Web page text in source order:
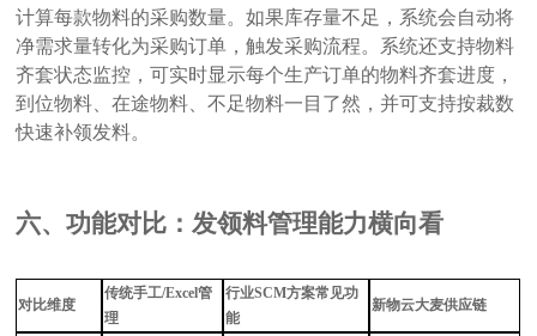
计算每款物料的采购数量。如果库存量不足，系统会自动将
净需求量转化为采购订单，触发采购流程。系统还支持物料
齐套状态监控，可实时显示每个生产订单的物料齐套进度，
到位物料、在途物料、不足物料一目了然，并可支持按裁数
快速补领发料。
六、功能对比：发领料管理能力横向看
对比维度
传统手工/Excel管
理
行业SCM方案常见功
能
新物云大麦供应链